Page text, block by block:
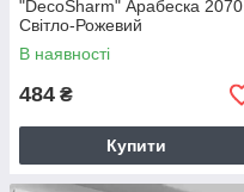
"DecoSharm" Арабеска 2070
Світло-Рожевий
В наявності
484 ₴
Купити